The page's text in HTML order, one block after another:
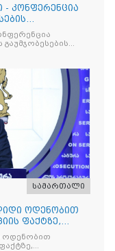
- კონფერენცია
სამართალი
ოდენობით
ფაქტზე,
ოდენობით